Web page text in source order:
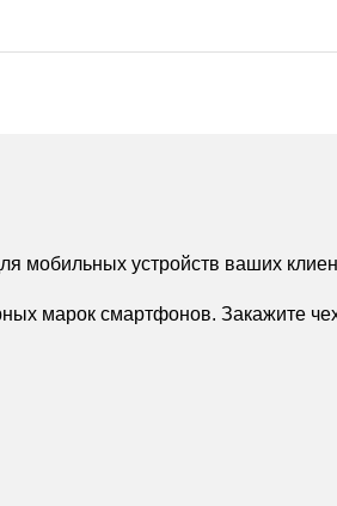
мобильных устройств ваших
марок смартфонов. Закажите